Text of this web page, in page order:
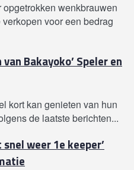
wenkbrauwen
voor een bedrag
Bakayoko’ Speler en
kort kan genieten van hun
de laatste berichten...
weer 1e keeper’